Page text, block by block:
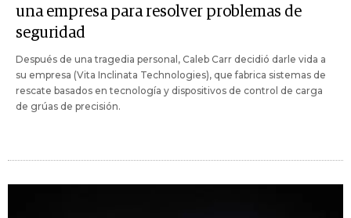
una empresa para resolver problemas de
seguridad
Después de una tragedia personal, Caleb Carr decidió darle vida a
su empresa (Vita Inclinata Technologies), que fabrica sistemas de
rescate basados en tecnología y dispositivos de control de carga
de grúas de precisión.